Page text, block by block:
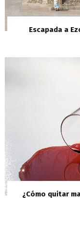
Escapada a
¿Cómo quitar